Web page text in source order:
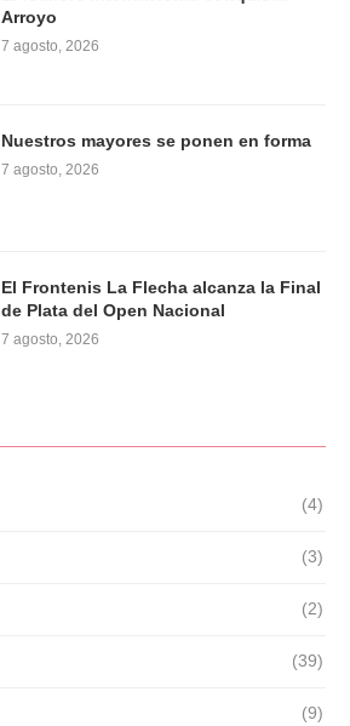
Arroyo
7 agosto, 2026
Nuestros mayores se ponen en forma
7 agosto, 2026
El Frontenis La Flecha alcanza la Final
de Plata del Open Nacional
7 agosto, 2026
(4)
(3)
(2)
(39)
(9)